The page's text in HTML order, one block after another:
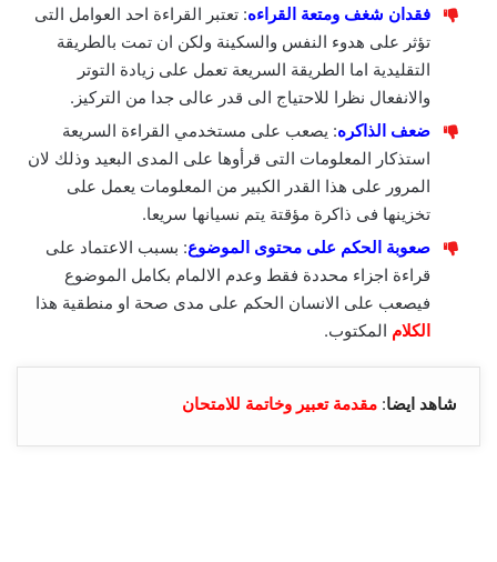
فقدان شغف ومتعة القراءه: تعتبر القراءة احد العوامل التى
تؤثر على هدوء النفس والسكينة ولكن ان تمت بالطريقة
التقليدية اما الطريقة السريعة تعمل على زيادة التوتر
والانفعال نظرا للاحتياج الى قدر عالى جدا من التركيز.
ضعف الذاكره: يصعب على مستخدمي القراءة السريعة
استذكار المعلومات التى قرأوها على المدى البعيد وذلك لان
المرور على هذا القدر الكبير من المعلومات يعمل على
تخزينها فى ذاكرة مؤقتة يتم نسيانها سريعا.
صعوبة الحكم على محتوى الموضوع: بسبب الاعتماد على
قراءة اجزاء محددة فقط وعدم الالمام بكامل الموضوع
فيصعب على الانسان الحكم على مدى صحة او منطقية هذا
الكلام المكتوب.
شاهد ايضا: مقدمة تعبير وخاتمة للامتحان